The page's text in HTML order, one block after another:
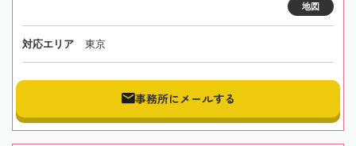
地図
対応エリア 東京
事務所にメールする